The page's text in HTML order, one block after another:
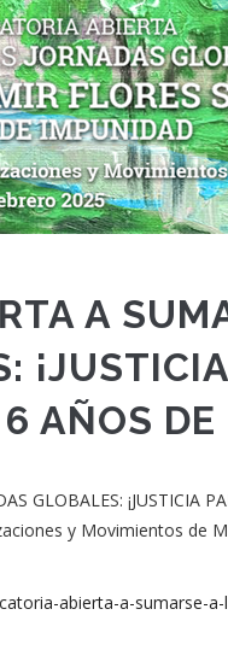
A
AÑOS
GLOBALES: ¡JUSTICIA
y Movimientos de
abierta-a-sumarse-